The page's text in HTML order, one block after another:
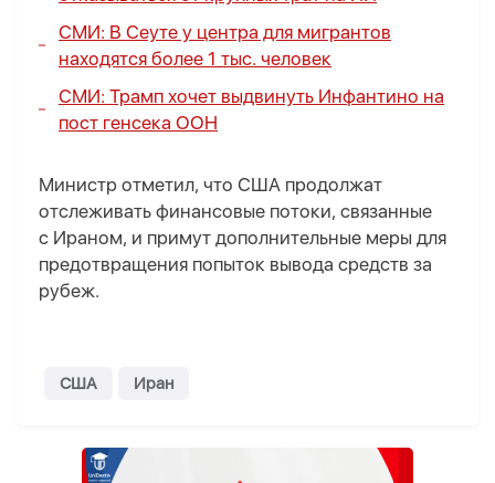
СМИ: В Сеуте у центра для мигрантов
находятся более 1 тыс. человек
СМИ: Трамп хочет выдвинуть Инфантино на
пост генсека ООН
Министр отметил, что США продолжат
отслеживать финансовые потоки, связанные
с Ираном, и примут дополнительные меры для
предотвращения попыток вывода средств за
рубеж.
США Иран